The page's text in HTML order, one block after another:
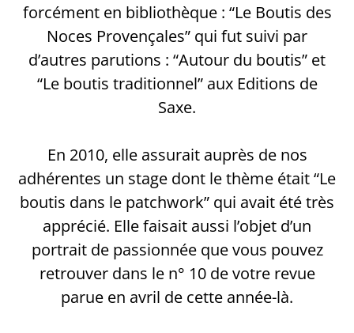
forcément en bibliothèque : “Le Boutis des
Noces Provençales” qui fut suivi par
d’autres parutions : “Autour du boutis” et
“Le boutis traditionnel” aux Editions de
Saxe.
En 2010, elle assurait auprès de nos
adhérentes un stage dont le thème était “Le
boutis dans le patchwork” qui avait été très
apprécié. Elle faisait aussi l’objet d’un
portrait de passionnée que vous pouvez
retrouver dans le n° 10 de votre revue
parue en avril de cette année-là.